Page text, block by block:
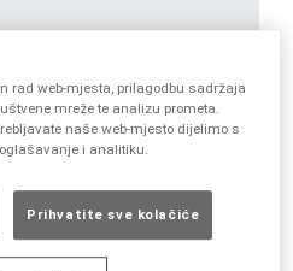
rad web-mjesta, prilagodbu sadržaja
mreže te analizu prometa.
naše web-mjesto dijelimo s
i analitiku.
Prihvatite sve kolačiće